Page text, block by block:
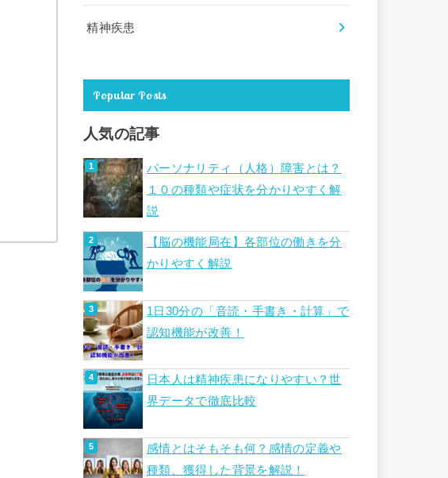
精神疾患
Popular Posts
人気の記事
パーソナリティ（人格）障害とは？
１０の種類や症状を分かりやすく解
説
【脳の機能局在】各部位の働きを分
かりやすく解説
1日30分の「音読・手書き・計算」で
認知機能が改善！
日本人は精神疾患になりやすい？世
界データで徹底比較
感情とはそもそも何？感情の定義や
種類、獲得した背景を解説！